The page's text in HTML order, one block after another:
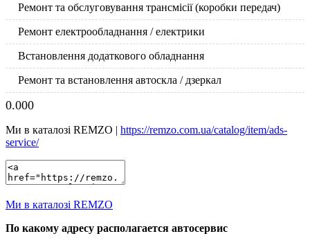
Ремонт та обслуговування трансмісії (коробки передач)
Ремонт електрообладнання / електрики
Встановлення додаткового обладнання
Ремонт та встановлення автоскла / дзеркал
0.000
Ми в каталозі REMZO | https://remzo.com.ua/catalog/item/ads-
service/
Ми в каталозі REMZO
По какому адресу располагается автосервис